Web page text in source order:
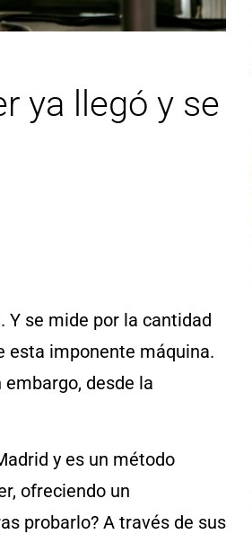
ya llegó y se
Y se mide por la cantidad
esta imponente máquina.
desde la
y es un método
ofreciendo un
probarlo? A través de sus